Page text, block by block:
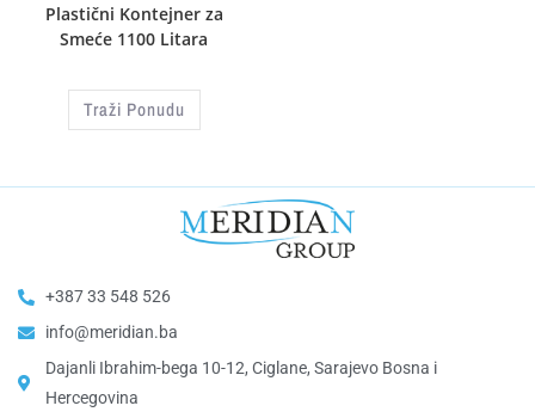
Plastični Kontejner za
Smeće 1100 Litara
Traži Ponudu
+387 33 548 526
info@meridian.ba
Dajanli Ibrahim-bega 10-12, Ciglane, Sarajevo Bosna i
Hercegovina​